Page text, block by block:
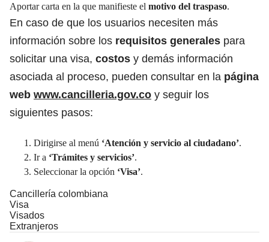
Aportar carta en la que manifieste el motivo del traspaso.
En caso de que los usuarios necesiten más
información sobre los requisitos generales para
solicitar una visa, costos y demás información
asociada al proceso, pueden consultar en la página
web www.cancilleria.gov.co y seguir los
siguientes pasos:
Dirigirse al menú ‘Atención y servicio al ciudadano’.
Ir a ‘Trámites y servicios’.
Seleccionar la opción ‘Visa’.
Cancillería colombiana
Visa
Visados
Extranjeros